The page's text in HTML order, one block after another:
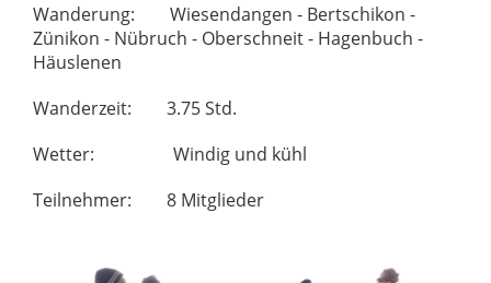
Wanderung: Wiesendangen - Bertschikon -
Zünikon - Nübruch - Oberschneit - Hagenbuch -
Häuslenen
Wanderzeit: 3.75 Std.
Wetter: Windig und kühl
Teilnehmer: 8 Mitglieder